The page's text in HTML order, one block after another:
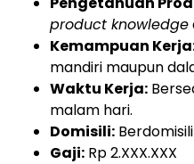
product knowledge
Kemampuan
mandiri maupun
Waktu Kerja:
malam hari.
Domisili:
Gaji: Rp 2.XXX.XXX